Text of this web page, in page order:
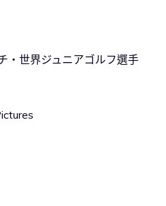
・世界ジュニアゴルフ選手